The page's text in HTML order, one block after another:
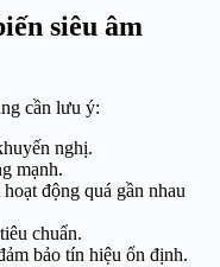
siêu âm
cần lưu ý:
nghị.
mạnh.
động quá gần nhau
chuẩn.
bảo tín hiệu ổn định.